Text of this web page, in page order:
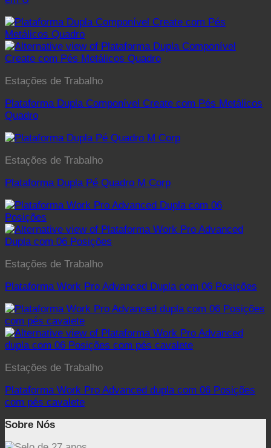
Estações de Trabalho
Plataforma Dupla Componível Create com Pés Metálicos
Quadro
Estações de Trabalho
Plataforma Dupla Pé Quadro M Corp
Estações de Trabalho
Plataforma Work Pro Advanced Dupla com 06 Posições
Estações de Trabalho
Plataforma Work Pro Advanced dupla com 06 Posições
com pés cavalete
Sobre Nós